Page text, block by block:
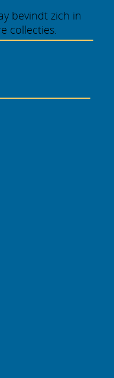
bevindt zich in
collecties.